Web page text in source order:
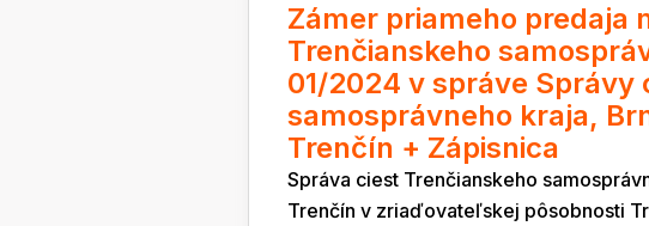
Zámer priameho predaja
Trenčianskeho
01/2024 v správe Správy
samosprávneho kraja,
Trenčín + Zápisnica
Správa ciest Trenčianskeho
Trenčín v zriaďovateľskej pôsobnosti